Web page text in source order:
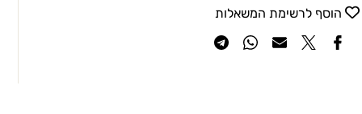
הוסף לרשימת המשאלות